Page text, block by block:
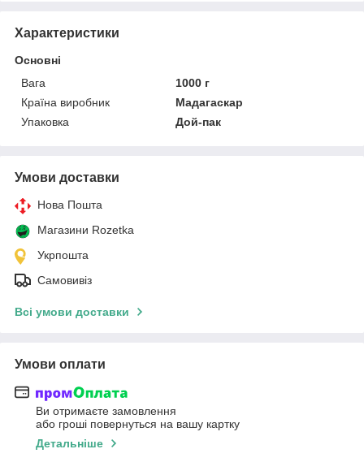
Характеристики
Основні
Вага
1000 г
Країна виробник
Мадагаскар
Упаковка
Дой-пак
Умови доставки
Нова Пошта
Магазини Rozetka
Укрпошта
Самовивіз
Всі умови доставки
Умови оплати
Ви отримаєте замовлення
або гроші повернуться на вашу картку
Детальніше